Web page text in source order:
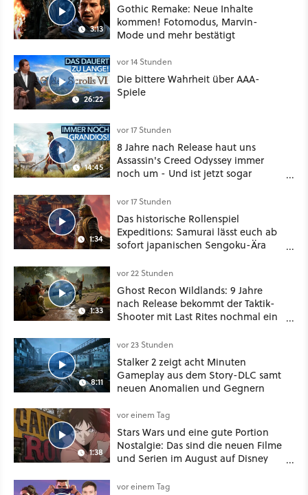
3:13
Gothic Remake: Neue Inhalte
kommen! Fotomodus, Marvin-
Mode und mehr bestätigt
26:22
vor 14 Stunden
Die bittere Wahrheit über AAA-
Spiele
14:45
vor 17 Stunden
8 Jahre nach Release haut uns
Assassin's Creed Odyssey immer
noch um - Und ist jetzt sogar
1:34
vor 17 Stunden
Das historische Rollenspiel
Expeditions: Samurai lässt euch ab
sofort japanischen Sengoku-Ära
oder Diplomatie
1:33
vor 22 Stunden
Ghost Recon Wildlands: 9 Jahre
nach Release bekommt der Taktik-
Shooter mit Last Rites nochmal ein
8:11
vor 23 Stunden
Stalker 2 zeigt acht Minuten
Gameplay aus dem Story-DLC samt
neuen Anomalien und Gegnern
1:38
vor einem Tag
Stars Wars und eine gute Portion
Nostalgie: Das sind die neuen Filme
und Serien im August auf Disney
vor einem Tag